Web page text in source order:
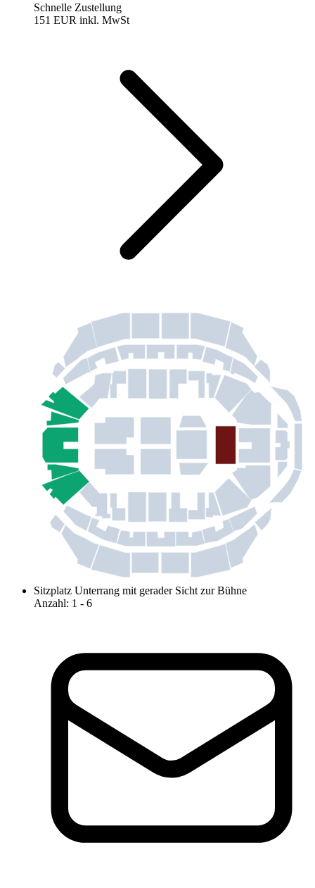
Schnelle Zustellung
151 EUR inkl. MwSt
Sitzplatz Unterrang mit gerader Sicht zur Bühne
Anzahl: 1 - 6